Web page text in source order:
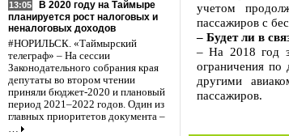
13:05
В 2020 году на Таймыре
планируется рост налоговых и
неналоговых доходов
#НОРИЛЬСК. «Таймырский
телеграф» – На сессии
Законодательного собрания края
депутаты во втором чтении
приняли бюджет-2020 и плановый
период 2021–2022 годов. Один из
главных приоритетов документа –
…
учетом
пассажиров с
– Будет ли в
– На 2018 год
ограничения по
другими
пассажиров.